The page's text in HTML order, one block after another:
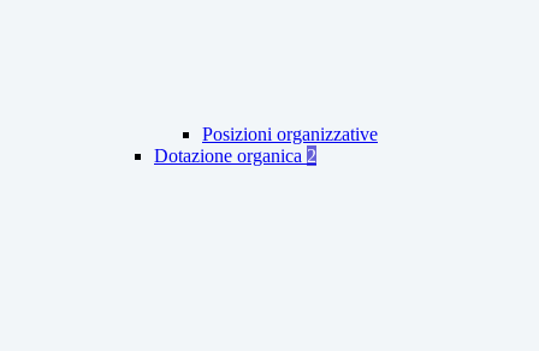
Posizioni organizzative
Dotazione organica 2